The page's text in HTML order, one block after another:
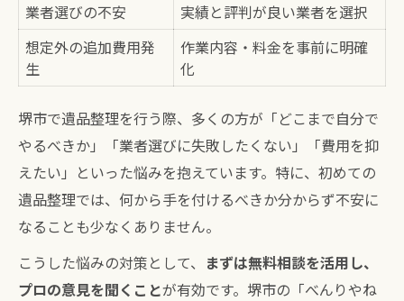
業者選びの不安
実績と評判が良い業者を選択
想定外の追加費用発
生
作業内容・料金を事前に明確
化
堺市で遺品整理を行う際、多くの方が「どこまで自分で
やるべきか」「業者選びに失敗したくない」「費用を抑
えたい」といった悩みを抱えています。特に、初めての
遺品整理では、何から手を付けるべきか分からず不安に
なることも少なくありません。
こうした悩みの対策として、 まずは無料相談を活用し、
プロの意見を聞くことが有効です。堺市の「べんりやね